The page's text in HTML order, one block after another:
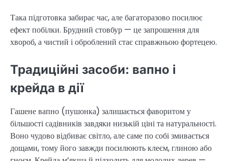
Така підготовка забирає час, але багаторазово посилює
ефект побілки. Брудний стовбур — це запрошення для
хвороб, а чистий і оброблений стає справжньою фортецею.
Традиційні засоби: вапно і
крейда в дії
Гашене вапно (пушонка) залишається фаворитом у
більшості садівників завдяки низькій ціні та натуральності.
Воно чудово відбиває світло, але саме по собі змивається
дощами, тому його завжди посилюють клеєм, глиною або